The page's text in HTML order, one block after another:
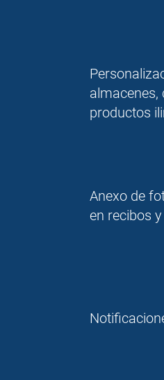
almacenes,
productos
Anexo de
en recibos